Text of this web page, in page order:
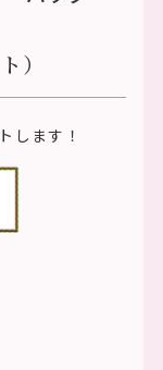
）
します！